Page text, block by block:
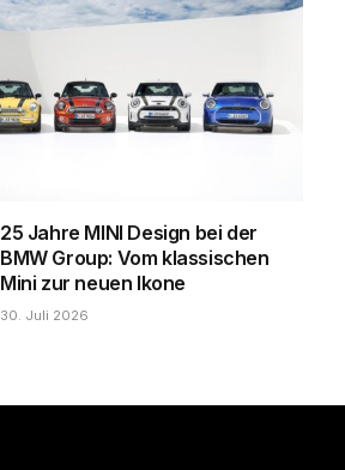
25 Jahre MINI Design bei der
BMW Group: Vom klassischen
Mini zur neuen Ikone
30. Juli 2026